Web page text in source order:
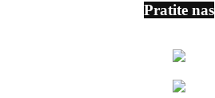
Pratite nas